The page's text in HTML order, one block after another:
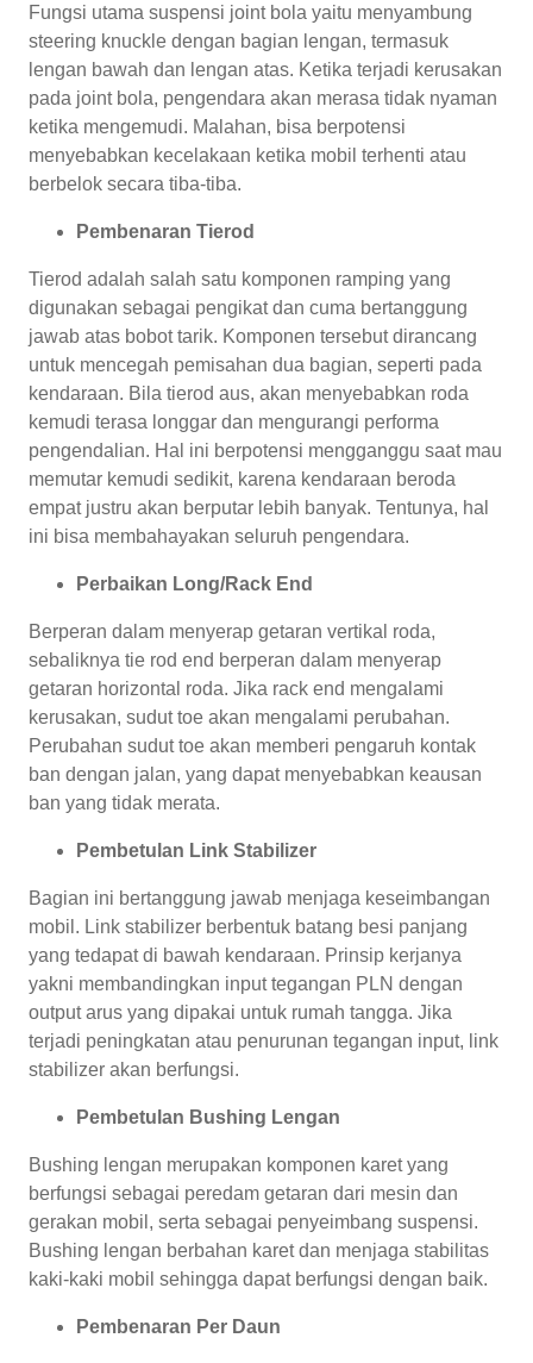
Fungsi utama suspensi joint bola yaitu menyambung
steering knuckle dengan bagian lengan, termasuk
lengan bawah dan lengan atas. Ketika terjadi kerusakan
pada joint bola, pengendara akan merasa tidak nyaman
ketika mengemudi. Malahan, bisa berpotensi
menyebabkan kecelakaan ketika mobil terhenti atau
berbelok secara tiba-tiba.
Pembenaran Tierod
Tierod adalah salah satu komponen ramping yang
digunakan sebagai pengikat dan cuma bertanggung
jawab atas bobot tarik. Komponen tersebut dirancang
untuk mencegah pemisahan dua bagian, seperti pada
kendaraan. Bila tierod aus, akan menyebabkan roda
kemudi terasa longgar dan mengurangi performa
pengendalian. Hal ini berpotensi mengganggu saat mau
memutar kemudi sedikit, karena kendaraan beroda
empat justru akan berputar lebih banyak. Tentunya, hal
ini bisa membahayakan seluruh pengendara.
Perbaikan Long/Rack End
Berperan dalam menyerap getaran vertikal roda,
sebaliknya tie rod end berperan dalam menyerap
getaran horizontal roda. Jika rack end mengalami
kerusakan, sudut toe akan mengalami perubahan.
Perubahan sudut toe akan memberi pengaruh kontak
ban dengan jalan, yang dapat menyebabkan keausan
ban yang tidak merata.
Pembetulan Link Stabilizer
Bagian ini bertanggung jawab menjaga keseimbangan
mobil. Link stabilizer berbentuk batang besi panjang
yang tedapat di bawah kendaraan. Prinsip kerjanya
yakni membandingkan input tegangan PLN dengan
output arus yang dipakai untuk rumah tangga. Jika
terjadi peningkatan atau penurunan tegangan input, link
stabilizer akan berfungsi.
Pembetulan Bushing Lengan
Bushing lengan merupakan komponen karet yang
berfungsi sebagai peredam getaran dari mesin dan
gerakan mobil, serta sebagai penyeimbang suspensi.
Bushing lengan berbahan karet dan menjaga stabilitas
kaki-kaki mobil sehingga dapat berfungsi dengan baik.
Pembenaran Per Daun